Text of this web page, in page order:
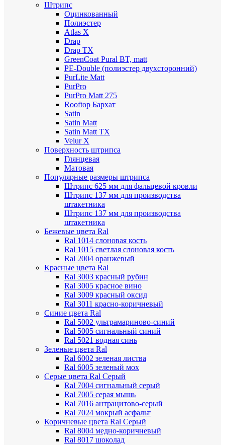
Штрипс
Оцинкованный
Полиэстер
Atlas X
Drap
Drap TX
GreenCoat Pural BT, matt
PE-Double (полиэстер двухсторонний)
PurLite Мatt
PurPro
PurPro Matt 275
Rooftop Бархат
Satin
Satin Мatt
Satin Matt TX
Velur X
Поверхность штрипса
Глянцевая
Матовая
Популярные размеры штрипса
Штрипс 625 мм для фальцевой кровли
Штрипс 137 мм для производства
штакетника
Штрипс 137 мм для производства
штакетника
Бежевые цвета Ral
Ral 1014 слоновая кость
Ral 1015 светлая слоновая кость
Ral 2004 оранжевый
Красные цвета Ral
Ral 3003 красный рубин
Ral 3005 красное вино
Ral 3009 красный оксид
Ral 3011 красно-коричневый
Синие цвета Ral
Ral 5002 ультрамариново-синий
Ral 5005 сигнальный синий
Ral 5021 водная синь
Зеленые цвета Ral
Ral 6002 зеленая листва
Ral 6005 зеленый мох
Серые цвета Ral Серый
Ral 7004 сигнальный серый
Ral 7005 серая мышь
Ral 7016 антрацитово-серый
Ral 7024 мокрый асфальт
Коричневые цвета Ral Серый
Ral 8004 медно-коричневый
Ral 8017 шоколад